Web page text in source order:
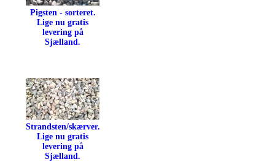
Pigsten - sorteret.
Lige nu gratis
levering på
Sjælland.
Strandsten/skærver.
Lige nu gratis
levering på
Sjælland.